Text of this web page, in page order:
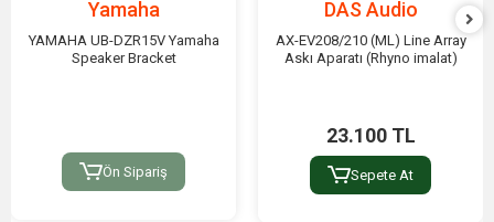
Yamaha
YAMAHA UB-DZR15V Yamaha
Speaker Bracket
Ön Sipariş
DAS Audio
AX-EV208/210 (ML) Line Array
Askı Aparatı (Rhyno imalat)
23.100 TL
Sepete At